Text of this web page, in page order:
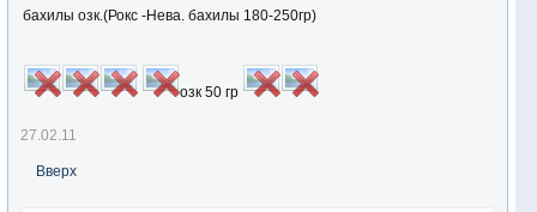
бахилы озк.(Рокс -Нева. бахилы 180-250гр)
озк 50 гр
27.02.11
Вверх